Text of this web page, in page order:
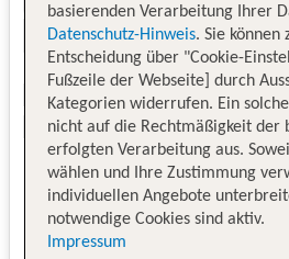
basierenden Verarbeitung Ihrer
Datenschutz-Hinweis. Sie
Entscheidung über "Cookie-
Fußzeile der Webseite] durch
Kategorien widerrufen. Ein
nicht auf die Rechtmäßigkeit der
erfolgten Verarbeitung aus.
wählen und Ihre Zustimmung
individuellen Angebote
notwendige Cookies sind aktiv.
Impressum